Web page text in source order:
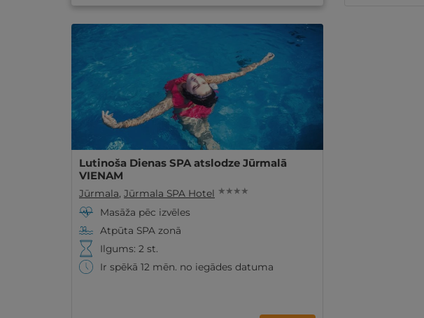
Lutinoša Dienas SPA atslodze Jūrmalā
VIENAM
Jūrmala, Jūrmala SPA Hotel ★ ★ ★ ★
Masāža pēc izvēles
Atpūta SPA zonā
Ilgums: 2 st.
Ir spēkā 12 mēn. no iegādes datuma